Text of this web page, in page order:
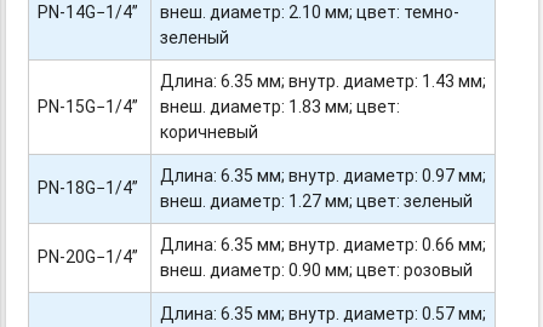
PN-14G−1/4”
внеш. диаметр: 2.10 мм; цвет: темно-
зеленый
PN-15G−1/4”
Длина: 6.35 мм; внутр. диаметр: 1.43 мм;
внеш. диаметр: 1.83 мм; цвет:
коричневый
PN-18G−1/4”
Длина: 6.35 мм; внутр. диаметр: 0.97 мм;
внеш. диаметр: 1.27 мм; цвет: зеленый
PN-20G−1/4”
Длина: 6.35 мм; внутр. диаметр: 0.66 мм;
внеш. диаметр: 0.90 мм; цвет: розовый
Длина: 6.35 мм; внутр. диаметр: 0.57 мм;